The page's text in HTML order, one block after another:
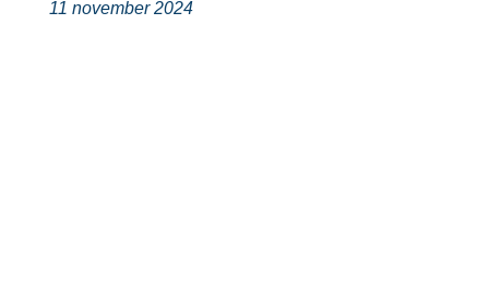
11 november 2024